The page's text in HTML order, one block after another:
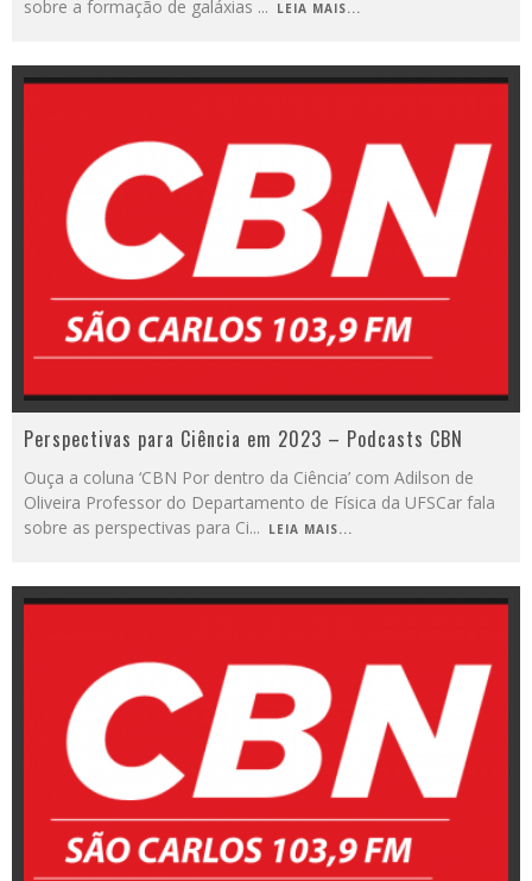
sobre a formação de galáxias ... LEIA MAIS...
Perspectivas para Ciência em 2023 – Podcasts CBN
Ouça a coluna ‘CBN Por dentro da Ciência’ com Adilson de
Oliveira Professor do Departamento de Física da UFSCar fala
sobre as perspectivas para Ci... LEIA MAIS...